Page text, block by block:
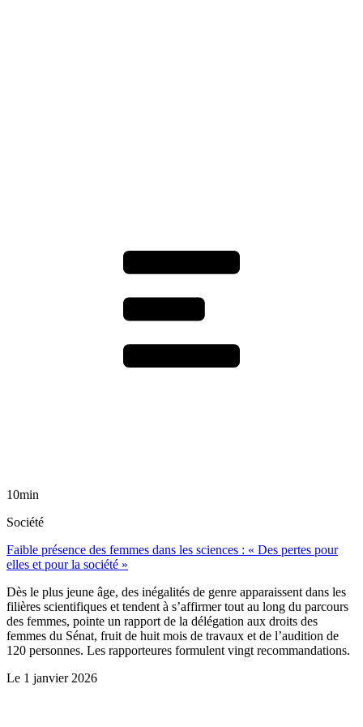
10min
Société
Faible présence des femmes dans les sciences : « Des pertes pour
elles et pour la société »
Dès le plus jeune âge, des inégalités de genre apparaissent dans les
filières scientifiques et tendent à s’affirmer tout au long du parcours
des femmes, pointe un rapport de la délégation aux droits des
femmes du Sénat, fruit de huit mois de travaux et de l’audition de
120 personnes. Les rapporteures formulent vingt recommandations.
Le 1 janvier 2026